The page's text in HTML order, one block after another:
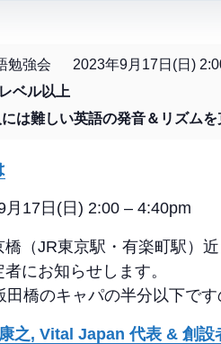
勉強会 2023年9月17日(日)
ベル以上
は難しい英語の発音＆リズム
17日(日) 2:00 – 4:40pm
（JR東京駅・有楽町駅）近
にお知らせします。
橋のキャパの半分以下です
之, Vital Japan 代表 & 創設